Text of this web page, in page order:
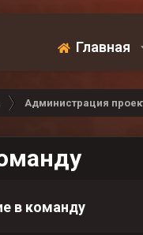
Главная
Администрация
в команду